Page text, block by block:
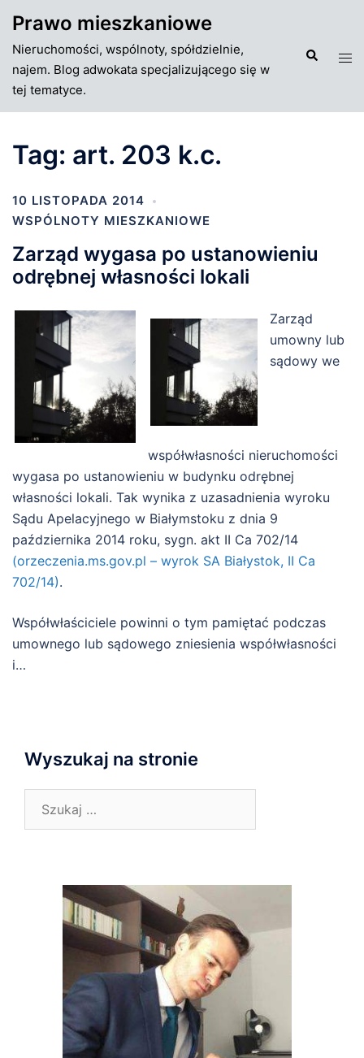
do
treści
Prawo mieszkaniowe
Nieruchomości, wspólnoty, spółdzielnie,
najem. Blog adwokata specjalizującego się w
tej tematyce.
Szukaj
Tag: art. 203 k.c.
10 LISTOPADA 2014
WSPÓLNOTY MIESZKANIOWE
Zarząd wygasa po ustanowieniu
odrębnej własności lokali
Zarząd
umowny lub
sądowy we
współwłasności nieruchomości
wygasa po ustanowieniu w budynku odrębnej
własności lokali. Tak wynika z uzasadnienia wyroku
Sądu Apelacyjnego w Białymstoku z dnia 9
października 2014 roku, sygn. akt II Ca 702/14
(orzeczenia.ms.gov.pl – wyrok SA Białystok, II Ca
702/14).
Współwłaściciele powinni o tym pamiętać podczas
umownego lub sądowego zniesienia współwłasności
i…
Wyszukaj na stronie